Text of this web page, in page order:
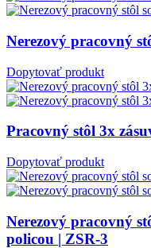
Nerezový pracovný
Dopytovať produkt
Pracovný stôl 3x
Dopytovať produkt
Nerezový pracovný
policou | ZSR-3